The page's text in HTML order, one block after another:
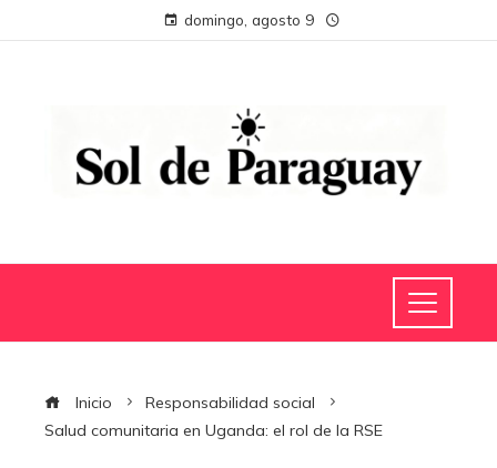
domingo, agosto 9
Inicio
Responsabilidad social
Salud comunitaria en Uganda: el rol de la RSE